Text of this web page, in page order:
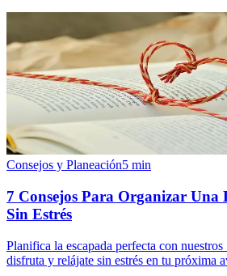
Consejos y Planeación5 min
7 Consejos Para Organizar Una
Sin Estrés
Planifica la escapada perfecta con
disfruta y relájate sin estrés en tu próxima